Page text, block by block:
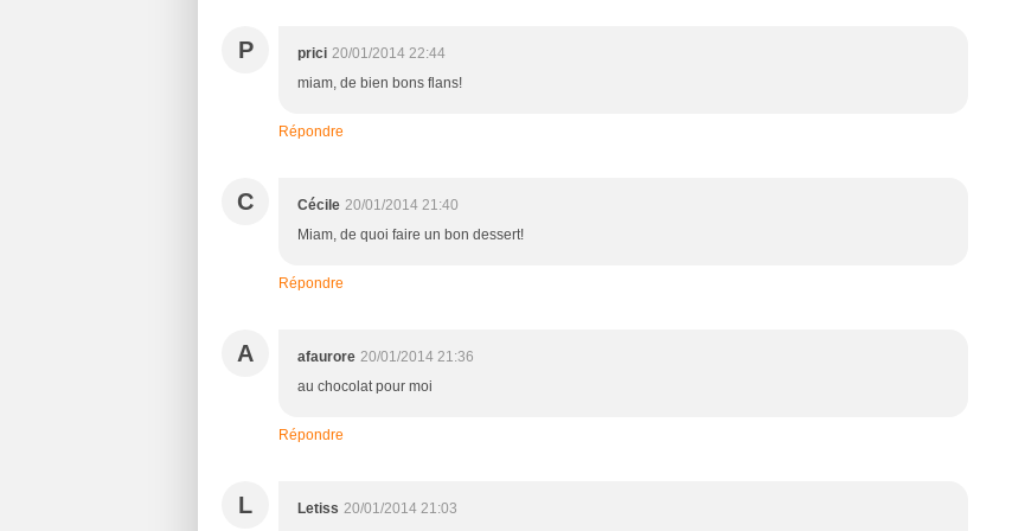
P prici 20/01/2014 22:44
miam, de bien bons flans!
Répondre
C Cécile 20/01/2014 21:40
Miam, de quoi faire un bon dessert!
Répondre
A afaurore 20/01/2014 21:36
au chocolat pour moi
Répondre
L Letiss 20/01/2014 21:03